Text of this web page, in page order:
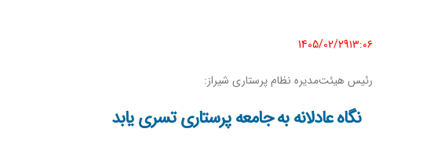
1405/02/29١٣:٠٦
رئیس هیئت‌مدیره نظام پرستاری شیراز:
نگاه عادلانه به جامعه پرستاری تسری یابد